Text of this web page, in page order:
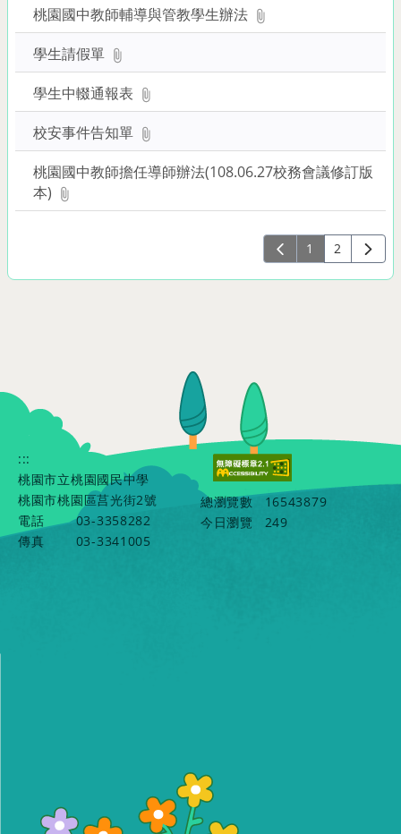
桃園國中教師輔導與管教學生辦法
學生請假單
學生中輟通報表
校安事件告知單
桃園國中教師擔任導師辦法(108.06.27校務會議修訂版
本)
1 2
:::
桃園市立桃園國民中學
桃園市桃園區莒光街2號
電話
03-3358282
傳真
03-3341005
總瀏覽數
16543879
今日瀏覽
249